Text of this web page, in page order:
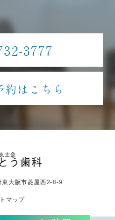
3777
はこちら
大阪市菱屋西2-8-9
マップ